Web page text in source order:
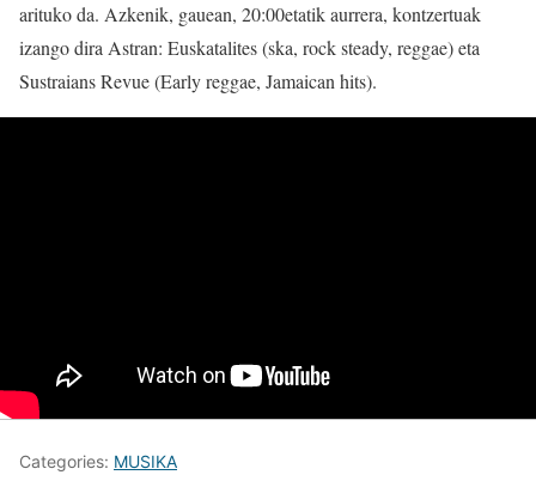
arituko da. Azkenik, gauean, 20:00etatik aurrera, kontzertuak
izango dira Astran: Euskatalites (ska, rock steady, reggae) eta
Sustraians Revue (Early reggae, Jamaican hits).
Categories: MUSIKA